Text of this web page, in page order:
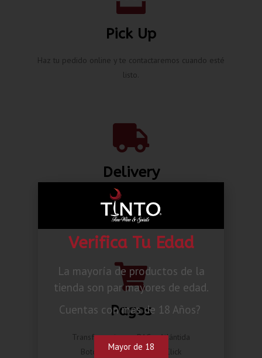
Pick Up
Haz tu pedido online y te contactaremos cuando esté
listo.
Delivery
Envíos nacionales hasta la puerta de tu casa desde L.
80.00*
Pagos
Transferencia por BAC o Atlántida
Botón de pago Compra Click
Verifica Tu Edad
La mayoría de productos de la
tienda son par mayores de edad.
Cuentas con mas de 18 Años?
Mayor de 18